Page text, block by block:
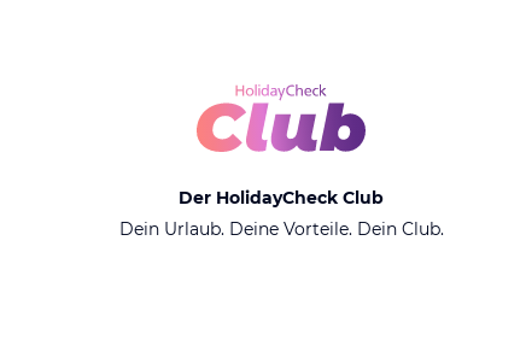
Der HolidayCheck Club
Dein Urlaub. Deine Vorteile. Dein Club.